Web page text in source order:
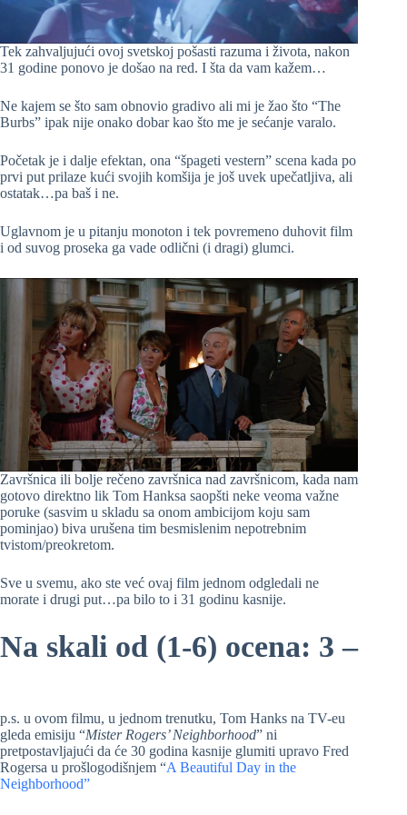
Tek zahvaljujući ovoj svetskoj pošasti razuma i života, nakon
31 godine ponovo je došao na red. I šta da vam kažem…
Ne kajem se što sam obnovio gradivo ali mi je žao što “The
Burbs” ipak nije onako dobar kao što me je sećanje varalo.
Početak je i dalje efektan, ona “špageti vestern” scena kada po
prvi put prilaze kući svojih komšija je još uvek upečatljiva, ali
ostatak…pa baš i ne.
Uglavnom je u pitanju monoton i tek povremeno duhovit film
i od suvog proseka ga vade odlični (i dragi) glumci.
Završnica ili bolje rečeno završnica nad završnicom, kada nam
gotovo direktno lik Tom Hanksa saopšti neke veoma važne
poruke (sasvim u skladu sa onom ambicijom koju sam
pominjao) biva urušena tim besmislenim nepotrebnim
tvistom/preokretom.
Sve u svemu, ako ste već ovaj film jednom odgledali ne
morate i drugi put…pa bilo to i 31 godinu kasnije.
Na skali od (1-6) ocena: 3 –
p.s. u ovom filmu, u jednom trenutku, Tom Hanks na TV-eu
gleda emisiju “Mister Rogers’ Neighborhood” ni
pretpostavljajući da će 30 godina kasnije glumiti upravo Fred
Rogersa u prošlogodišnjem “A Beautiful Day in the
Neighborhood”